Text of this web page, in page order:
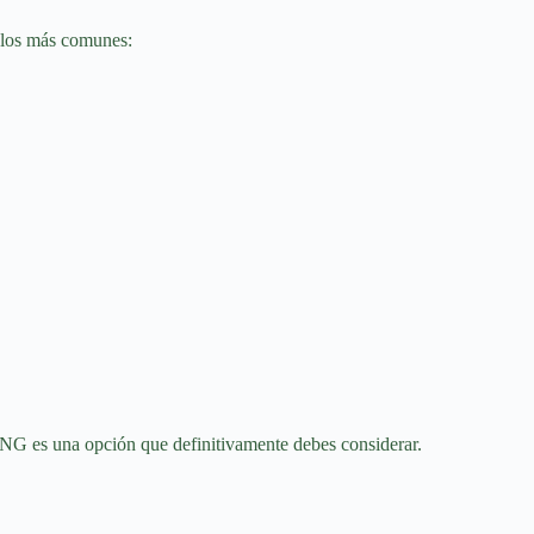
más comunes:
es una opción que definitivamente debes considerar.